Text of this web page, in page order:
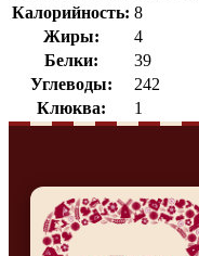
Калорийность: 8
Жиры:
4
Белки:
39
Углеводы:
242
Клюква:
1